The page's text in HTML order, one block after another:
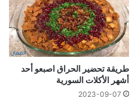
طريقة تحضير الحراق اصبعو أحد
أشهر الأكلات السورية
2023-09-07